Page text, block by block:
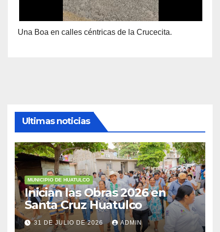
Una Boa en calles céntricas de la Crucecita.
Ultimas noticias
MUNICIPIO DE HUATULCO
Inician las Obras 2026 en
Santa Cruz Huatulco
31 DE JULIO DE 2026 ADMIN